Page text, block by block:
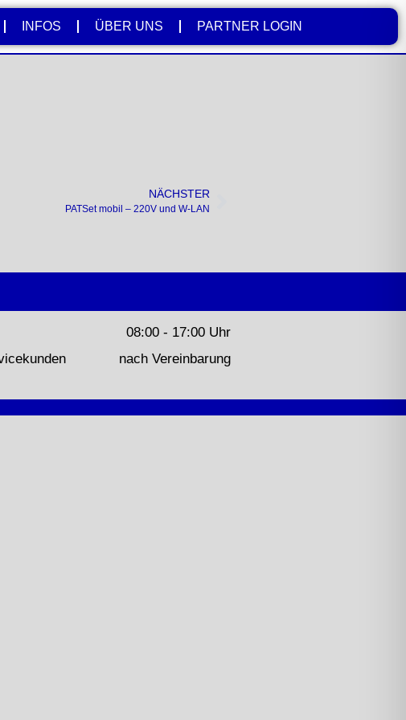
INFOS ÜBER UNS PARTNER LOGIN
NÄCHSTER
PATSet mobil – 220V und W-LAN
08:00 - 17:00 Uhr
nach Vereinbarung